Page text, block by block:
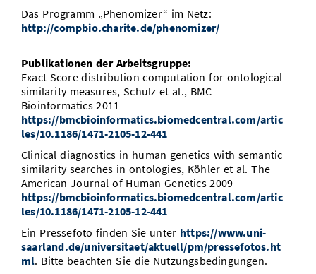
Das Programm „Phenomizer“ im Netz:
http://compbio.charite.de/phenomizer/
Publikationen der Arbeitsgruppe:
Exact Score distribution computation for ontological
similarity measures, Schulz et al., BMC
Bioinformatics 2011
https://bmcbioinformatics.biomedcentral.com/artic
les/10.1186/1471-2105-12-441
Clinical diagnostics in human genetics with semantic
similarity searches in ontologies, Köhler et al. The
American Journal of Human Genetics 2009
https://bmcbioinformatics.biomedcentral.com/artic
les/10.1186/1471-2105-12-441
Ein Pressefoto finden Sie unter https://www.uni-
saarland.de/universitaet/aktuell/pm/pressefotos.ht
ml. Bitte beachten Sie die Nutzungsbedingungen.